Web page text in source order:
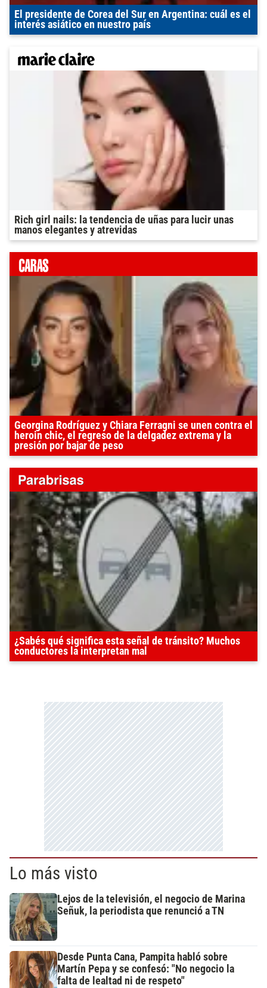
El presidente de Corea del Sur en Argentina: cuál es el
interés asiático en nuestro país
Rich girl nails: la tendencia de uñas para lucir unas
manos elegantes y atrevidas
Georgina Rodríguez y Chiara Ferragni se unen contra el
heroin chic, el regreso de la delgadez extrema y la
presión por bajar de peso
¿Sabés qué significa esta señal de tránsito? Muchos
conductores la interpretan mal
Lo más visto
Lejos de la televisión, el negocio de Marina
Señuk, la periodista que renunció a TN
Desde Punta Cana, Pampita habló sobre
Martín Pepa y se confesó: "No negocio la
falta de lealtad ni de respeto"